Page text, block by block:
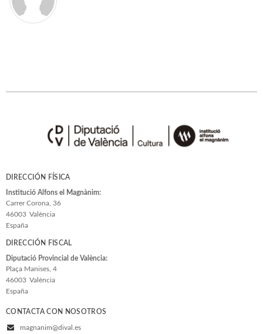
DIRECCIÓN FÍSICA
Institució Alfons el Magnànim:
Carrer Corona, 36
46003 València
España
DIRECCIÓN FISCAL
Diputació Provincial de València:
Plaça Manises, 4
46003 València
España
CONTACTA CON NOSOTROS
magnanim@dival.es